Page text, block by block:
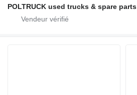
POLTRUCK used trucks & spare parts